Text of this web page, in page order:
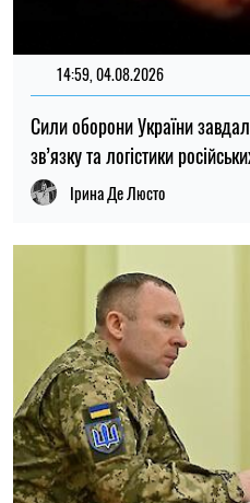
14:59, 04.08.2026
Сили оборони України
зв’язку та логістики
Ірина Де Люсто